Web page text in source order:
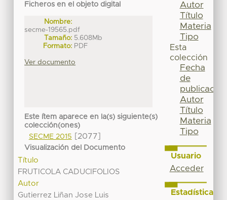
Ficheros en el objeto digital
Nombre:
secme-19565.pdf
Tamaño: 5.608Mb
Formato: PDF
Ver documento
Este ítem aparece en la(s) siguiente(s)
colección(ones)
SECME 2015
[2077]
Visualización del Documento
Título
FRUTICOLA CADUCIFOLIOS
Autor
Gutierrez Liñan Jose Luis
Autor
Título
Materia
Tipo
Esta
colección
Fecha
de
publicación
Autor
Título
Materia
Tipo
Usuario
Acceder
Estadísticas